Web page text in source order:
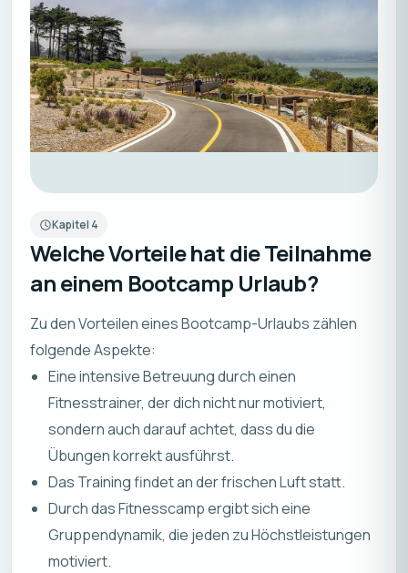
Kapitel 4
Welche Vorteile hat die Teilnahme
an einem Bootcamp Urlaub?
Zu den Vorteilen eines Bootcamp-Urlaubs zählen
folgende Aspekte:
Eine intensive Betreuung durch einen
Fitnesstrainer, der dich nicht nur motiviert,
sondern auch darauf achtet, dass du die
Übungen korrekt ausführst.
Das Training findet an der frischen Luft statt.
Durch das Fitnesscamp ergibt sich eine
Gruppendynamik, die jeden zu Höchstleistungen
motiviert.